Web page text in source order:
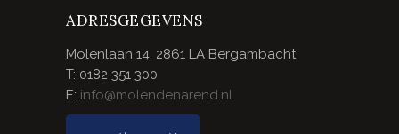
ADRESGEGEVENS
Molenlaan 14, 2861 LA Bergambacht
T: 0182 351 300
E: info@molendenarend.nl